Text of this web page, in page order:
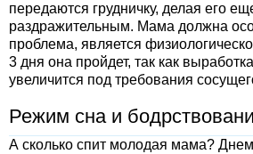
передаются грудничку, делая его
раздражительным. Мама должна
проблема, является
3 дня она пройдет, так как
увеличится под требования
Режим сна и
А сколько спит молодая мама?